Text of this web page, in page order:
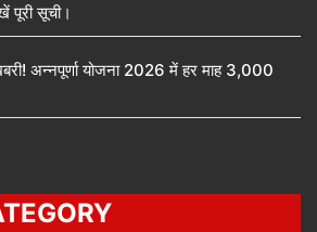
पूरी सूची।
अन्नपूर्णा योजना 2026 में हर माह 3,000